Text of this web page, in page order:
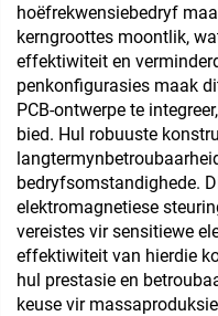
hoëfrekwensiebedryf
kerngroottes moontlik,
effektiwiteit en
penkonfigurasies maak
PCB-ontwerpe te
bied. Hul robuuste
bedryfsomstandighede.
elektromagnetiese
vereistes vir sensitiewe
effektiwiteit van hierdie
hul prestasie en
keuse vir